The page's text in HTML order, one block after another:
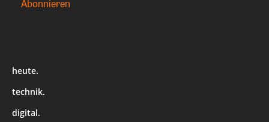
heute.
technik.
digital.